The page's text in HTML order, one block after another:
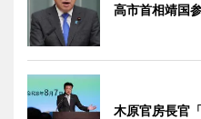
高市首相靖国
木原官房長官